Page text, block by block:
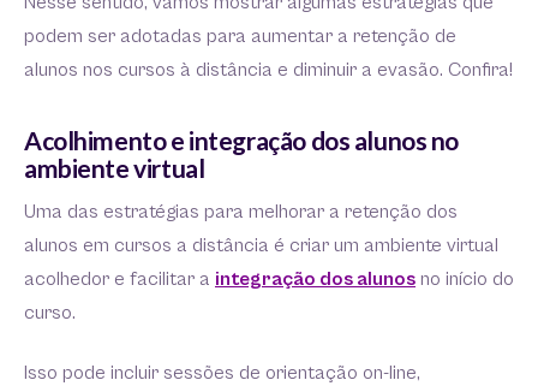
podem ser adotadas para aumentar a retenção de
alunos nos cursos à distância e diminuir a evasão. Confira!
Acolhimento e integração dos alunos no
ambiente virtual
Uma das estratégias para melhorar a retenção dos
alunos em cursos a distância é criar um ambiente virtual
acolhedor e facilitar a integração dos alunos no início do
curso.
Isso pode incluir sessões de orientação on-line,